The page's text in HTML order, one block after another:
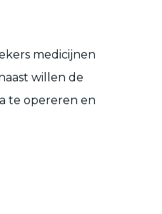
medicijnen
willen de
te opereren en